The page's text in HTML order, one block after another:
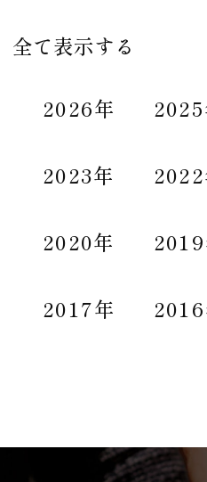
全て表示する
2026年
2023年
2020年
2017年